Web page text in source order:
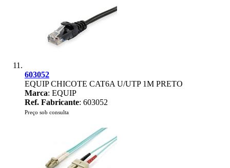
603052
EQUIP CHICOTE CAT6A U/UTP 1M PRETO
Marca: EQUIP
Ref. Fabricante: 603052
Preço sob consulta